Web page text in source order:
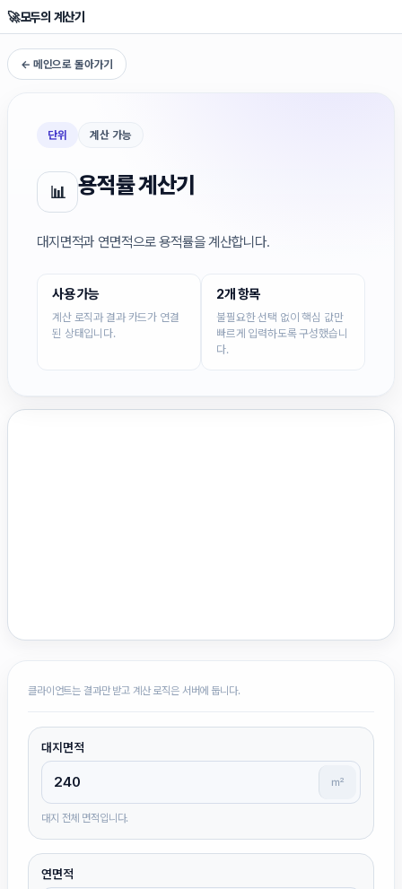
🚀모두의 계산기
← 메인으로 돌아가기
단위 계산 가능
📊 용적률 계산기
대지면적과 연면적으로 용적률을 계산합니다.
사용 가능
계산 로직과 결과 카드가 연결
된 상태입니다.
2개 항목
불필요한 선택 없이 핵심 값만
빠르게 입력하도록 구성했습니
다.
클라이언트는 결과만 받고 계산 로직은 서버에 둡니다.
대지면적
㎡
대지 전체 면적입니다.
연면적